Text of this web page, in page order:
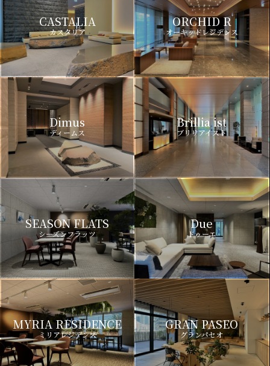
CASTALIA
カスタリア
ORCHID R
オーキッドレジデンス
Dimus
ディームス
Brillia ist
ブリリアイスト
SEASON FLATS
シーズンフラッツ
Due
ドゥーエ
MYRIA RESIDENCE
ミリアレジデンス
GRAN PASEO
グランパセオ